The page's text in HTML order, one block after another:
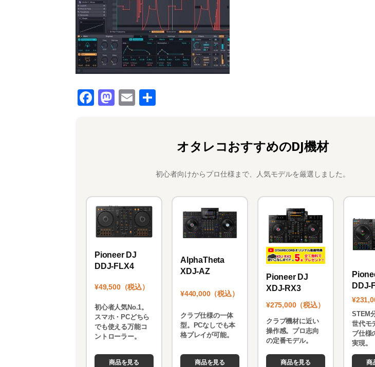
F
o
k
M
n
E
オタレコおすすめのDJ機材
初心者向けからプロ仕様まで、人気モデルを厳選しました。
Pioneer DJ
DDJ-FLX4
¥49,500（税込）
初心者人気No.1。
スマホ・PCどちら
でも使える万能コ
ントローラー。
商品を見る
AlphaTheta
XDJ-AZ
¥440,000（税込）
クラブ仕様の一体
型。PCなしでも本
格プレイが可能。
商品を見る
Pioneer DJ
XDJ-RX3
¥275,000（税込）
クラブ機材に近い
操作感。プロ志向
の定番モデル。
商品を見る
DDJ-
STEM
世代モ
ブ仕様
実現。
商